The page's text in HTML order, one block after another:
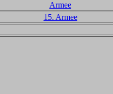
Armee
15. Armee